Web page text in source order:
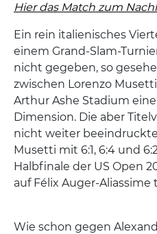
Hier das Match zum
Ein rein italienisches
einem Grand-Slam-
nicht gegeben, so
zwischen Lorenzo
Arthur Ashe Stadium
Dimension. Die aber
nicht weiter
Musetti mit 6:1, 6:4 und
Halbfinale der US Open
auf Félix Auger-Aliassime
Wie schon gegen